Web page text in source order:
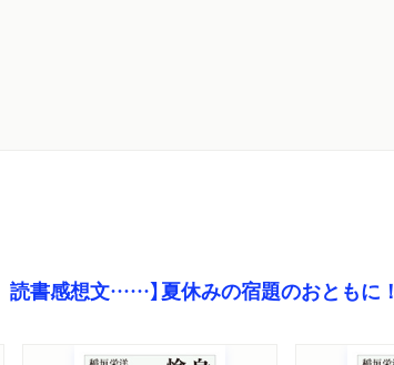
読書感想文……】夏休みの宿題のおともに！